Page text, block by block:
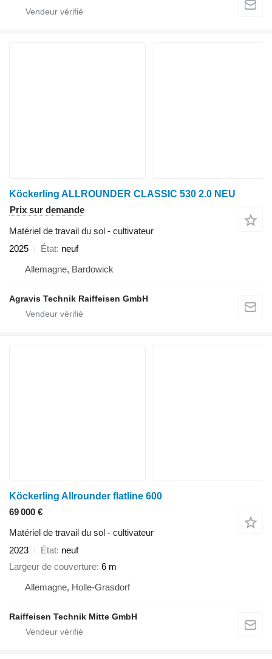
Köckerling ALLROUNDER CLASSIC 530 2.0 NEU
Prix sur demande
Matériel de travail du sol - cultivateur
2025
État neuf
Allemagne, Bardowick
Agravis Technik Raiffeisen GmbH
Köckerling Allrounder flatline 600
69 000 €
Matériel de travail du sol - cultivateur
2023
État neuf
Largeur de couverture 6 m
Allemagne, Holle-Grasdorf
Raiffeisen Technik Mitte GmbH